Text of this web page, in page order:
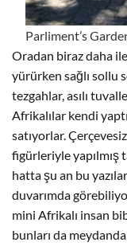
Parliment’s
Oradan biraz daha
yürürken sağlı sollu
tezgahlar, asılı
Afrikalılar kendi
satıyorlar.
figürleriyle yapılmış
hatta şu an bu
duvarımda
mini Afrikalı insan
bunları da